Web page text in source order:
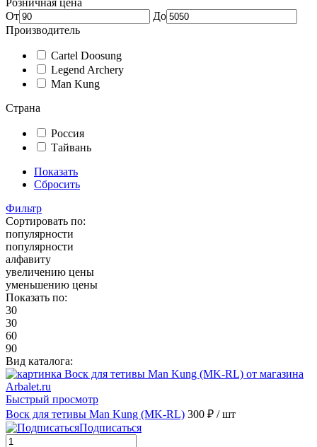
Розничная цена
От
До
Производитель
Cartel Doosung
Legend Archery
Man Kung
Страна
Россия
Тайвань
Показать
Сбросить
Фильтр
Сортировать по:
популярности
популярности
алфавиту
увеличению цены
уменьшению цены
Показать по:
30
30
60
90
Вид каталога:
Быстрый просмотр
Воск для тетивы Man Kung (MK-RL) 300 ₽ / шт
Подписаться